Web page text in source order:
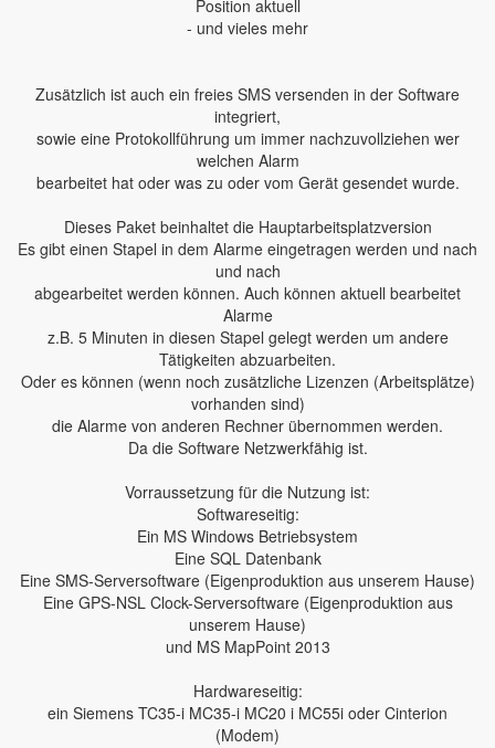
Position aktuell
- und vieles mehr
Zusätzlich ist auch ein freies SMS versenden in der Software
integriert,
sowie eine Protokollführung um immer nachzuvollziehen wer
welchen Alarm
bearbeitet hat oder was zu oder vom Gerät gesendet wurde.
Dieses Paket beinhaltet die Hauptarbeitsplatzversion
Es gibt einen Stapel in dem Alarme eingetragen werden und nach
und nach
abgearbeitet werden können. Auch können aktuell bearbeitet
Alarme
z.B. 5 Minuten in diesen Stapel gelegt werden um andere
Tätigkeiten abzuarbeiten.
Oder es können (wenn noch zusätzliche Lizenzen (Arbeitsplätze)
vorhanden sind)
die Alarme von anderen Rechner übernommen werden.
Da die Software Netzwerkfähig ist.
Vorraussetzung für die Nutzung ist:
Softwareseitig:
Ein MS Windows Betriebsystem
Eine SQL Datenbank
Eine SMS-Serversoftware (Eigenproduktion aus unserem Hause)
Eine GPS-NSL Clock-Serversoftware (Eigenproduktion aus
unserem Hause)
und MS MapPoint 2013
Hardwareseitig:
ein Siemens TC35-i MC35-i MC20 i MC55i oder Cinterion
(Modem)